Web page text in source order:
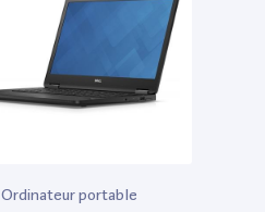
Ordinateur portable